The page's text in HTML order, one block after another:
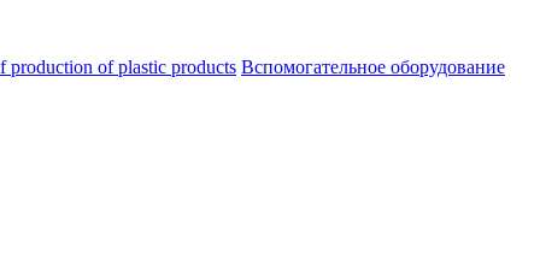
production of plastic products Вспомогательное оборудование